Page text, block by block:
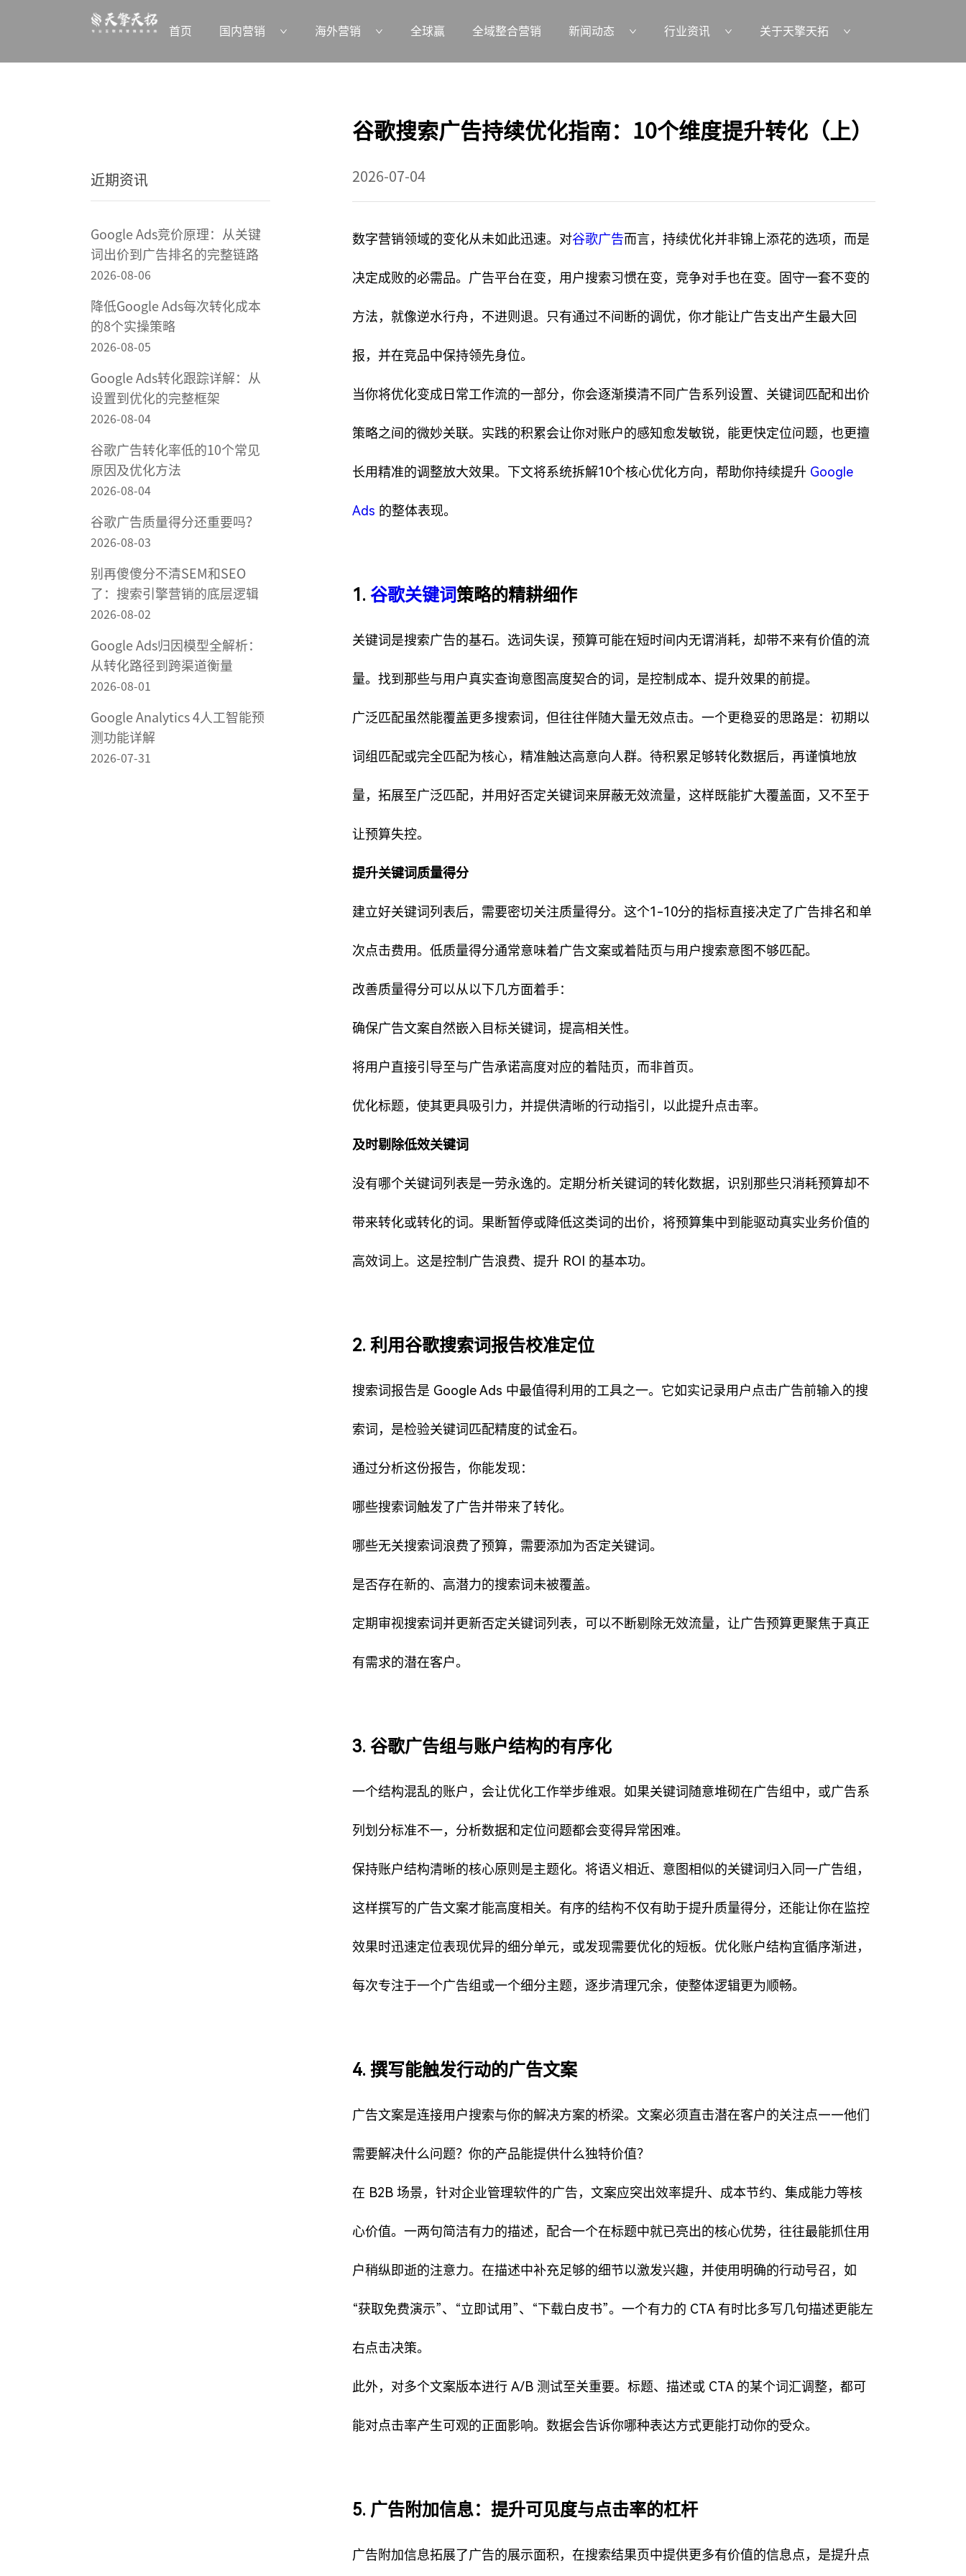
首页 国内营销 海外营销 全球赢 全域整合营销 新闻动态 行业资讯 关于天擎天拓
谷歌搜索广告持续优化指南：10个维度提升转化（上）
近期资讯
Google Ads竞价原理：从关键
词出价到广告排名的完整链路
2026-08-06
降低Google Ads每次转化成本
的8个实操策略
2026-08-05
Google Ads转化跟踪详解：从
设置到优化的完整框架
2026-08-04
谷歌广告转化率低的10个常见
原因及优化方法
2026-08-04
谷歌广告质量得分还重要吗？
2026-08-03
别再傻傻分不清SEM和SEO
了：搜索引擎营销的底层逻辑
2026-08-02
Google Ads归因模型全解析：
从转化路径到跨渠道衡量
2026-08-01
Google Analytics 4人工智能预
测功能详解
2026-07-31
2026-07-04
数字营销领域的变化从未如此迅速。对谷歌广告而言，持续优化并非锦上添花的选项，而是
决定成败的必需品。广告平台在变，用户搜索习惯在变，竞争对手也在变。固守一套不变的
方法，就像逆水行舟，不进则退。只有通过不间断的调优，你才能让广告支出产生最大回
报，并在竞品中保持领先身位。
当你将优化变成日常工作流的一部分，你会逐渐摸清不同广告系列设置、关键词匹配和出价
策略之间的微妙关联。实践的积累会让你对账户的感知愈发敏锐，能更快定位问题，也更擅
长用精准的调整放大效果。下文将系统拆解10个核心优化方向，帮助你持续提升 Google
Ads 的整体表现。
1.谷歌关键词策略的精耕细作
关键词是搜索广告的基石。选词失误，预算可能在短时间内无谓消耗，却带不来有价值的流
量。找到那些与用户真实查询意图高度契合的词，是控制成本、提升效果的前提。
广泛匹配虽然能覆盖更多搜索词，但往往伴随大量无效点击。一个更稳妥的思路是：初期以
词组匹配或完全匹配为核心，精准触达高意向人群。待积累足够转化数据后，再谨慎地放
量，拓展至广泛匹配，并用好否定关键词来屏蔽无效流量，这样既能扩大覆盖面，又不至于
让预算失控。
提升关键词质量得分
建立好关键词列表后，需要密切关注质量得分。这个1-10分的指标直接决定了广告排名和单
次点击费用。低质量得分通常意味着广告文案或着陆页与用户搜索意图不够匹配。
改善质量得分可以从以下几方面着手：
确保广告文案自然嵌入目标关键词，提高相关性。
将用户直接引导至与广告承诺高度对应的着陆页，而非首页。
优化标题，使其更具吸引力，并提供清晰的行动指引，以此提升点击率。
及时剔除低效关键词
没有哪个关键词列表是一劳永逸的。定期分析关键词的转化数据，识别那些只消耗预算却不
带来转化或转化的词。果断暂停或降低这类词的出价，将预算集中到能驱动真实业务价值的
高效词上。这是控制广告浪费、提升 ROI 的基本功。
2. 利用谷歌搜索词报告校准定位
搜索词报告是 Google Ads 中最值得利用的工具之一。它如实记录用户点击广告前输入的搜
索词，是检验关键词匹配精度的试金石。
通过分析这份报告，你能发现：
哪些搜索词触发了广告并带来了转化。
哪些无关搜索词浪费了预算，需要添加为否定关键词。
是否存在新的、高潜力的搜索词未被覆盖。
定期审视搜索词并更新否定关键词列表，可以不断剔除无效流量，让广告预算更聚焦于真正
有需求的潜在客户。
3. 谷歌广告组与账户结构的有序化
一个结构混乱的账户，会让优化工作举步维艰。如果关键词随意堆砌在广告组中，或广告系
列划分标准不一，分析数据和定位问题都会变得异常困难。
保持账户结构清晰的核心原则是主题化。将语义相近、意图相似的关键词归入同一广告组，
这样撰写的广告文案才能高度相关。有序的结构不仅有助于提升质量得分，还能让你在监控
效果时迅速定位表现优异的细分单元，或发现需要优化的短板。优化账户结构宜循序渐进，
每次专注于一个广告组或一个细分主题，逐步清理冗余，使整体逻辑更为顺畅。
4. 撰写能触发行动的广告文案
广告文案是连接用户搜索与你的解决方案的桥梁。文案必须直击潜在客户的关注点——他们
需要解决什么问题？你的产品能提供什么独特价值？
在 B2B 场景，针对企业管理软件的广告，文案应突出效率提升、成本节约、集成能力等核
心价值。一两句简洁有力的描述，配合一个在标题中就已亮出的核心优势，往往最能抓住用
户稍纵即逝的注意力。在描述中补充足够的细节以激发兴趣，并使用明确的行动号召，如
“获取免费演示”、“立即试用”、“下载白皮书”。一个有力的 CTA 有时比多写几句描述更能左
右点击决策。
此外，对多个文案版本进行 A/B 测试至关重要。标题、描述或 CTA 的某个词汇调整，都可
能对点击率产生可观的正面影响。数据会告诉你哪种表达方式更能打动你的受众。
5. 广告附加信息：提升可见度与点击率的杠杆
广告附加信息拓展了广告的展示面积，在搜索结果页中提供更多有价值的信息点，是提升点